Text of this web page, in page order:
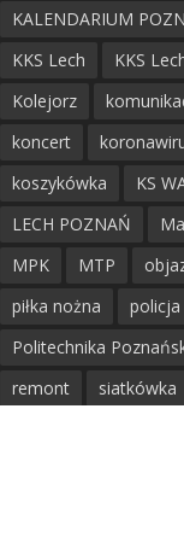
KALENDARIUM
KKS Lech
KKS
Kolejorz
koncert
koszykówka
KS
LECH POZNAŃ
MPK
MTP
piłka nożna
policja
Politechnika
remont
siatkówka